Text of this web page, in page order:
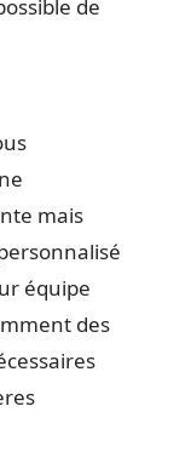
de
mais
équipe
des